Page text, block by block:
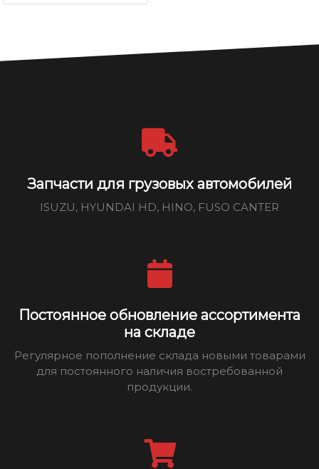
Запчасти для грузовых автомобилей
ISUZU, HYUNDAI HD, HINO, FUSO CANTER
Постоянное обновление ассортимента
на складе
Регулярное пополнение склада новыми товарами
для постоянного наличия востребованной
продукции.